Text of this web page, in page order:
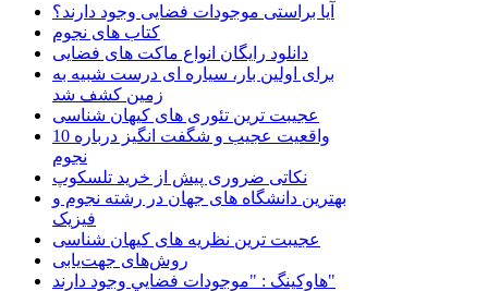
آیا براستی موجودات فضایی وجود دارند؟
کتاب های نجوم
دانلود رایگان انواع ماکت های فضایی
برای اولین بار، سیاره ای درست شبیه به
زمین کشف شد
عجیبت ترین تئوری های کیهان شناسی
10 واقعیت عجیب و شگفت انگیز درباره
نجوم
نکاتی ضروری پیش از خرید تلسکوپ
بهترین دانشگاه های جهان در رشته نجوم و
فیزیک
عجیبت ترین نظریه های کیهان شناسی
روش‌های جهت‌یابی
هاوكينگ : "موجودات فضايي وجود دارند"